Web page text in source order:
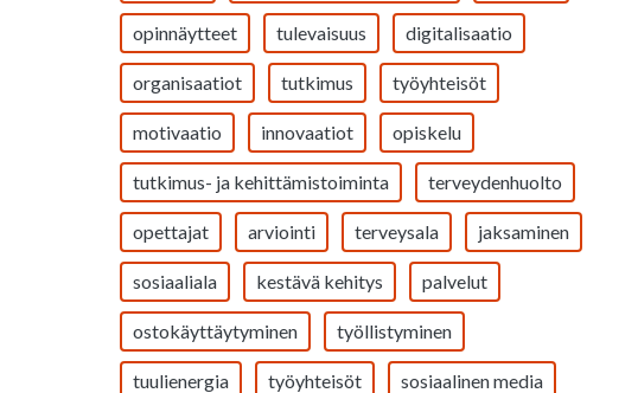
opinnäytteet tulevaisuus digitalisaatio
organisaatiot tutkimus työyhteisöt
motivaatio innovaatiot opiskelu
tutkimus- ja kehittämistoiminta terveydenhuolto
opettajat arviointi terveysala jaksaminen
sosiaaliala kestävä kehitys palvelut
ostokäyttäytyminen työllistyminen
tuulienergia työyhteisöt sosiaalinen media